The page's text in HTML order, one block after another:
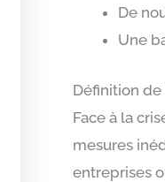
De
Une
Définition de
Face à la
mesures
entreprises